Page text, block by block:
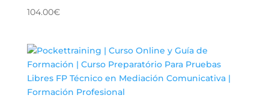
104.00€